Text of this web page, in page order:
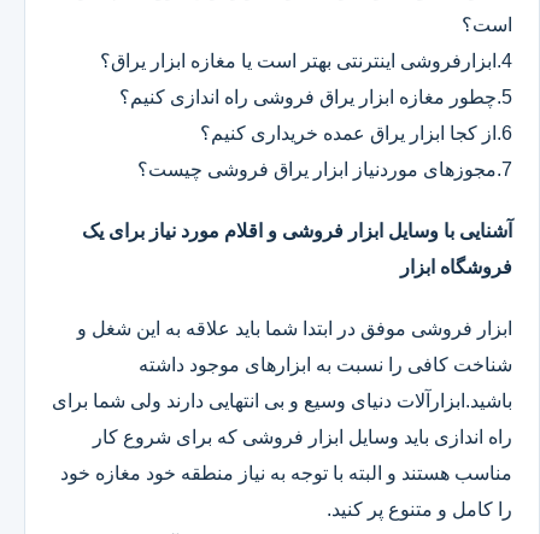
است؟
4.ابزارفروشی اینترنتی بهتر است یا مغازه ابزار یراق؟
5.چطور مغازه ابزار یراق فروشی راه اندازی کنیم؟
6.از کجا ابزار یراق عمده خریداری کنیم؟
7.مجوزهای موردنیاز ابزار یراق فروشی چیست؟
آشنایی با وسایل ابزار فروشی و اقلام مورد نیاز برای یک
فروشگاه ابزار
ابزار فروشی موفق در ابتدا شما باید علاقه به این شغل و
شناخت کافی را نسبت به ابزارهای موجود داشته
باشید.ابزارآلات دنیای وسیع و بی انتهایی دارند ولی شما برای
راه اندازی باید وسایل ابزار فروشی که برای شروع کار
مناسب هستند و البته با توجه به نیاز منطقه خود مغازه خود
را کامل و متنوع پر کنید.